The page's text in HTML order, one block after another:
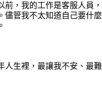
前，我的工作是客服人員
儘管我不太知道自己要什
人生裡，最讓我不安、最